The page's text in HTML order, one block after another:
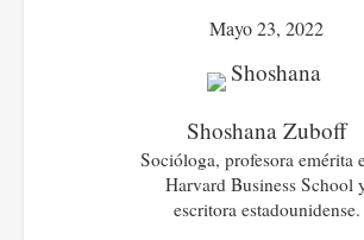
Mayo 23, 2022
Shoshana Zuboff
Socióloga, profesora emérita
Harvard Business School
escritora estadounidense.